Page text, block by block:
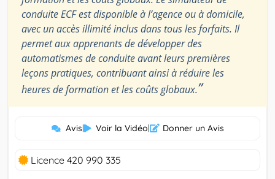
conduite ECF est disponible à l’agence ou à domicile,
avec un accès illimité inclus dans tous les forfaits. Il
permet aux apprenants de développer des
automatismes de conduite avant leurs premières
leçons pratiques, contribuant ainsi à réduire les
heures de formation et les coûts globaux.”
Avis| Voir la Vidéo| Donner un Avis
Licence 420 990 335